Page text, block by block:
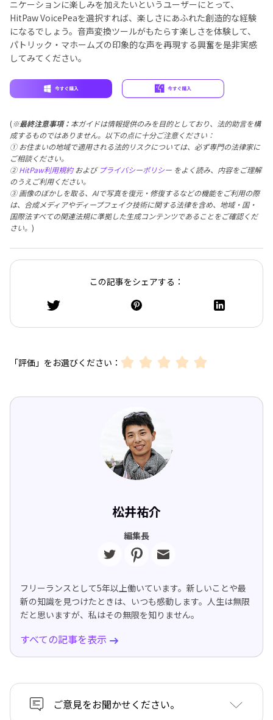
ニケーションに楽しみを加えたいというユーザーにとって、
HitPaw VoicePeaを選択すれば、楽しさにあふれた創造的な経験
になるでしょう。音声変換ツールがもたらす楽しさを体験して、
パトリック・マホームズの印象的な声を再現する興奮を是非実感
してみてください。
(※最終注意事項： 本ガイドは情報提供のみを目的としており、法的助言を構
成するものではありません。以下の点に十分ご注意ください：
① お住まいの地域で適用される法的リスクについては、必ず専門の法律家に
ご相談ください。
②HitPaw利用規約および プライバシーポリシー をよく読み、内容をご理解
のうえご利用ください。
③ 画像のぼかしを取る、AIで写真を復元・修復するなどの機能をご利用の際
は、合成メディアやディープフェイク技術に関する法律を含め、地域・国・
国際法すべての関連法規に準拠した生成コンテンツであることをご確認くだ
さい。 )
この記事をシェアする：
「評価」をお選びください：
松井祐介
編集長
フリーランスとして5年以上働いています。新しいことや最
新の知識を見つけたときは、いつも感動します。人生は無限
だと思いますが、私はその無限を知りません。
すべての記事を表示
ご意見をお聞かせください。